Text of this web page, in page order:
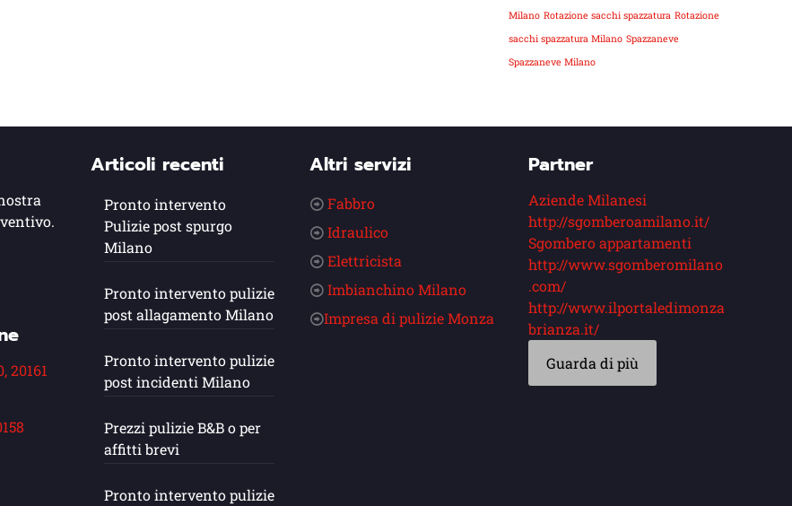
Milano Rotazione sacchi spazzatura Rotazione
sacchi spazzatura Milano Spazzaneve
Spazzaneve Milano
20161
Articoli recenti
Pronto intervento
Pulizie post spurgo
Milano
Pronto intervento pulizie
post allagamento Milano
Pronto intervento pulizie
post incidenti Milano
Prezzi pulizie B&B o per
affitti brevi
Pronto intervento pulizie
Altri servizi
Fabbro
Idraulico
Elettricista
Imbianchino Milano
Impresa di pulizie Monza
Partner
Aziende Milanesi
http://sgomberoamilano.it/
Sgombero appartamenti
http://www.sgomberomilano
.com/
http://www.ilportaledimonza
brianza.it/
Guarda di più